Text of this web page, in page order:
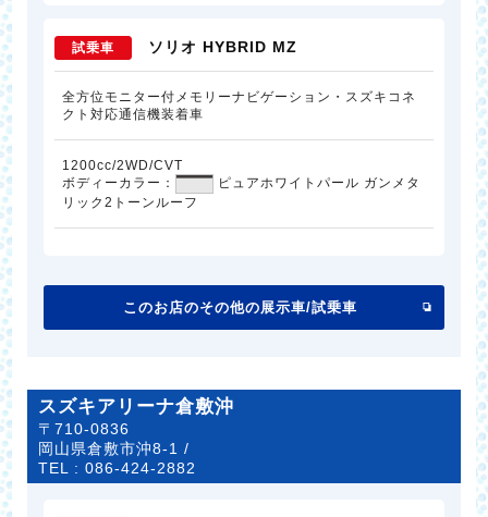
試乗車 ソリオ HYBRID MZ
全方位モニター付メモリーナビゲーション・スズキコネ
クト対応通信機装着車
1200cc/2WD/CVT
ボディーカラー：
ピュアホワイトパール ガンメタ
リック2トーンルーフ
このお店のその他の展示車/試乗車
スズキアリーナ倉敷沖
〒710-0836
岡山県倉敷市沖8-1 /
TEL :086-424-2882